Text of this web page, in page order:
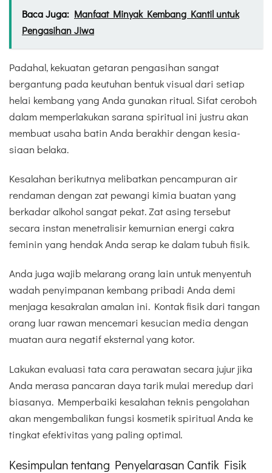
Baca Juga: Manfaat Minyak Kembang Kantil untuk
Pengasihan Jiwa
Padahal, kekuatan getaran pengasihan sangat
bergantung pada keutuhan bentuk visual dari setiap
helai kembang yang Anda gunakan ritual. Sifat ceroboh
dalam memperlakukan sarana spiritual ini justru akan
membuat usaha batin Anda berakhir dengan kesia-
siaan belaka.
Kesalahan berikutnya melibatkan pencampuran air
rendaman dengan zat pewangi kimia buatan yang
berkadar alkohol sangat pekat. Zat asing tersebut
secara instan menetralisir kemurnian energi cakra
feminin yang hendak Anda serap ke dalam tubuh fisik.
Anda juga wajib melarang orang lain untuk menyentuh
wadah penyimpanan kembang pribadi Anda demi
menjaga kesakralan amalan ini. Kontak fisik dari tangan
orang luar rawan mencemari kesucian media dengan
muatan aura negatif eksternal yang kotor.
Lakukan evaluasi tata cara perawatan secara jujur jika
Anda merasa pancaran daya tarik mulai meredup dari
biasanya. Memperbaiki kesalahan teknis pengolahan
akan mengembalikan fungsi kosmetik spiritual Anda ke
tingkat efektivitas yang paling optimal.
Kesimpulan tentang Penyelarasan Cantik Fisik